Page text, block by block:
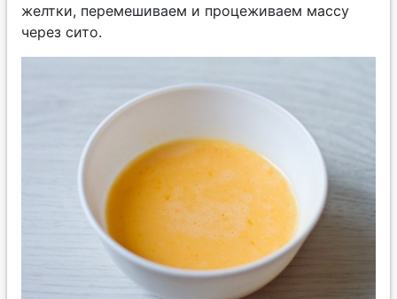
желтки, перемешиваем и процеживаем массу
через сито.